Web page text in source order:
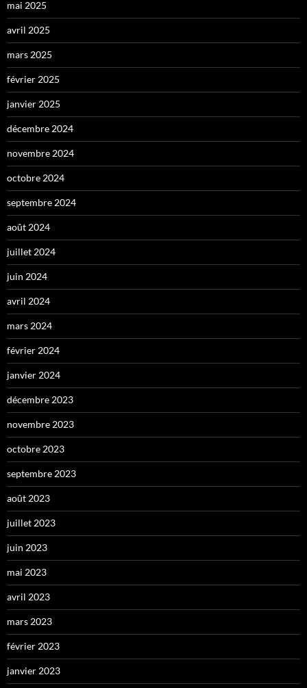
mai 2025
avril 2025
mars 2025
février 2025
janvier 2025
décembre 2024
novembre 2024
octobre 2024
septembre 2024
août 2024
juillet 2024
juin 2024
avril 2024
mars 2024
février 2024
janvier 2024
décembre 2023
novembre 2023
octobre 2023
septembre 2023
août 2023
juillet 2023
juin 2023
mai 2023
avril 2023
mars 2023
février 2023
janvier 2023